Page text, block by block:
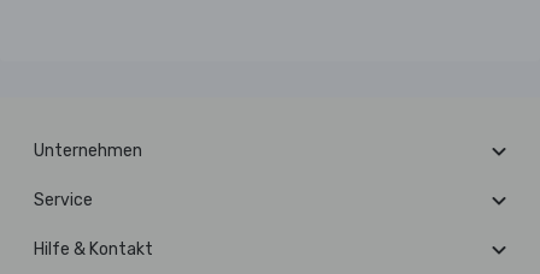
Unternehmen
Service
Hilfe & Kontakt